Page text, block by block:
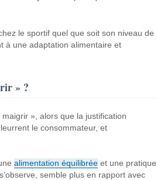
le sportif quel que soit son niveau de
à une adaptation alimentaire et
» ?
», alors que la justification
le consommateur, et
alimentation équilibréeet une pratique
semble plus en rapport avec